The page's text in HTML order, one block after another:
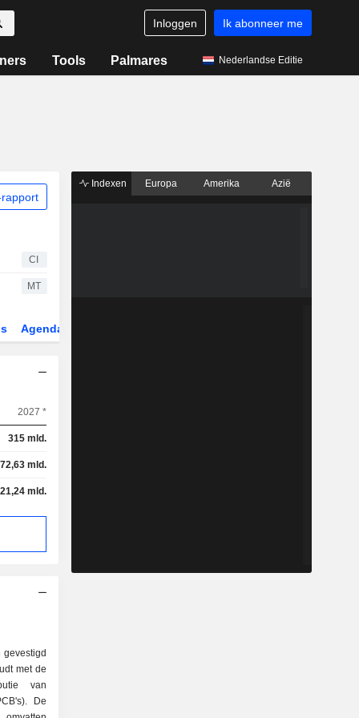
Inloggen Ik abonneer me
Tools Palmares Nederlandse Editie
CI
MT
Agenda
2027 *
315 mld.
72,63 mld.
21,24 mld.
gevestigd
met de
van
De
Indexen Europa Amerika Azië